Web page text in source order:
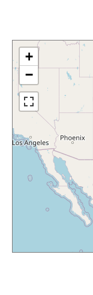
+
−